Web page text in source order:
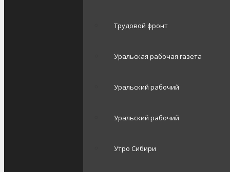
Трудовой фронт
Уральская рабочая газета
Уральский рабочий
Уральский рабочий
Утро Сибири